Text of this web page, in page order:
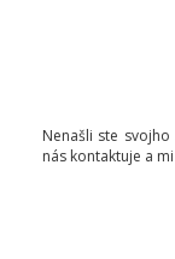
Nenašli ste
nás kontaktuje a